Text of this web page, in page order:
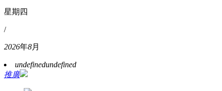
星期四
/
2026年8月
undefinedundefined
推廣